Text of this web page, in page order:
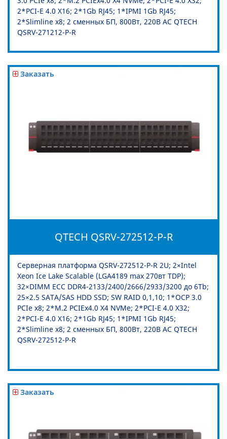
2*PCI-E 4.0 X16; 2*1Gb RJ45; 1*IPMI 1Gb RJ45;
2*Slimline x8; 2 сменных БП, 800Вт, 220В АС QTECH
QSRV-271212-P-R
Заказать
QTECH QSRV-272512-P-R
Серверная платформа QSRV-272512-P-R 2U; 2×Intel
Xeon Ice Lake Scalable (LGA4189 max 270вт TDP);
32×DIMM ECC DDR4-2133/2400/2666/2933/3200 до 6Tb;
25×2.5 SATA/SAS HDD SSD; SW RAID 0,1,10; 1*OCP 3.0
PCIe x8; 2*M.2 PCIEx4.0 X4 NVMe; 2*PCI-E 4.0 X32;
2*PCI-E 4.0 X16; 2*1Gb RJ45; 1*IPMI 1Gb RJ45;
2*Slimline x8; 2 сменных БП, 800Вт, 220В АС QTECH
QSRV-272512-P-R
Заказать